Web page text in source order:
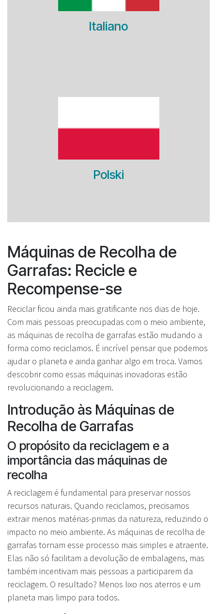
Italiano
Polski
Máquinas de Recolha de
Garrafas: Recicle e
Recompense-se
Reciclar ficou ainda mais gratificante nos dias de hoje.
Com mais pessoas preocupadas com o meio ambiente,
as máquinas de recolha de garrafas estão mudando a
forma como reciclamos. É incrível pensar que podemos
ajudar o planeta e ainda ganhar algo em troca. Vamos
descobrir como essas máquinas inovadoras estão
revolucionando a reciclagem.
Introdução às Máquinas de
Recolha de Garrafas
O propósito da reciclagem e a
importância das máquinas de
recolha
A reciclagem é fundamental para preservar nossos
recursos naturais. Quando reciclamos, precisamos
extrair menos matérias-primas da natureza, reduzindo o
impacto no meio ambiente. As máquinas de recolha de
garrafas tornam esse processo mais simples e atraente.
Elas não só facilitam a devolução de embalagens, mas
também incentivam mais pessoas a participarem da
reciclagem. O resultado? Menos lixo nos aterros e um
planeta mais limpo para todos.